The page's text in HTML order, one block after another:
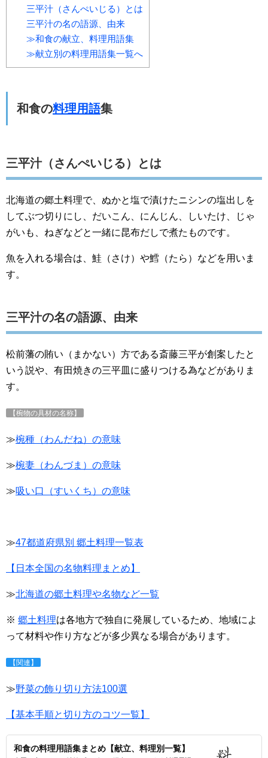
三平汁（さんぺいじる）とは
三平汁の名の語源、由来
≫和食の献立、料理用語集
≫献立別の料理用語集一覧へ
和食の料理用語集
三平汁（さんぺいじる）とは
北海道の郷土料理で、ぬかと塩で漬けたニシンの塩出しを
してぶつ切りにし、だいこん、にんじん、しいたけ、じゃ
がいも、ねぎなどと一緒に昆布だしで煮たものです。
魚を入れる場合は、鮭（さけ）や鱈（たら）などを用いま
す。
三平汁の名の語源、由来
松前藩の賄い（まかない）方である斎藤三平が創案したと
いう説や、有田焼きの三平皿に盛りつける為などがありま
す。
【椀物の具材の名称】
≫椀種（わんだね）の意味
≫椀妻（わんづま）の意味
≫吸い口（すいくち）の意味
≫47都道府県別 郷土料理一覧表
【日本全国の名物料理まとめ】
≫北海道の郷土料理や名物など一覧
※ 郷土料理は各地方で独自に発展しているため、地域によ
って材料や作り方などが多少異なる場合があります。
【関連】
≫野菜の飾り切り方法100選
【基本手順と切り方のコツ一覧】
和食の料理用語集まとめ【献立、料理別一覧】